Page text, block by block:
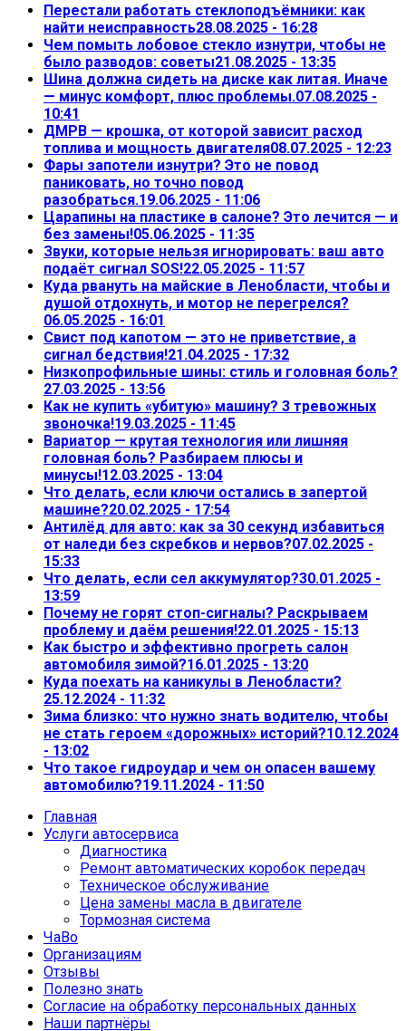
Перестали работать стеклоподъёмники: как
найти неисправность28.08.2025 - 16:28
Чем помыть лобовое стекло изнутри, чтобы не
было разводов: советы21.08.2025 - 13:35
Шина должна сидеть на диске как литая. Иначе
— минус комфорт, плюс проблемы.07.08.2025 -
10:41
ДМРВ — крошка, от которой зависит расход
топлива и мощность двигателя08.07.2025 - 12:23
Фары запотели изнутри? Это не повод
паниковать, но точно повод
разобраться.19.06.2025 - 11:06
Царапины на пластике в салоне? Это лечится — и
без замены!05.06.2025 - 11:35
Звуки, которые нельзя игнорировать: ваш авто
подаёт сигнал SOS!22.05.2025 - 11:57
Куда рвануть на майские в Ленобласти, чтобы и
душой отдохнуть, и мотор не перегрелся?
06.05.2025 - 16:01
Свист под капотом — это не приветствие, а
сигнал бедствия!21.04.2025 - 17:32
Низкопрофильные шины: стиль и головная боль?
27.03.2025 - 13:56
Как не купить «убитую» машину? 3 тревожных
звоночка!19.03.2025 - 11:45
Вариатор — крутая технология или лишняя
головная боль? Разбираем плюсы и
минусы!12.03.2025 - 13:04
Что делать, если ключи остались в запертой
машине?20.02.2025 - 17:54
Антилёд для авто: как за 30 секунд избавиться
от наледи без скребков и нервов?07.02.2025 -
15:33
Что делать, если сел аккумулятор?30.01.2025 -
13:59
Почему не горят стоп-сигналы? Раскрываем
проблему и даём решения!22.01.2025 - 15:13
Как быстро и эффективно прогреть салон
автомобиля зимой?16.01.2025 - 13:20
Куда поехать на каникулы в Ленобласти?
25.12.2024 - 11:32
Зима близко: что нужно знать водителю, чтобы
не стать героем «дорожных» историй?10.12.2024
- 13:02
Что такое гидроудар и чем он опасен вашему
автомобилю?19.11.2024 - 11:50
Главная
Услуги автосервиса
Диагностика
Ремонт автоматических коробок передач
Техническое обслуживание
Цена замены масла в двигателе
Тормозная система
ЧаВо
Организациям
Отзывы
Полезно знать
Согласие на обработку персональных данных
Наши партнёры